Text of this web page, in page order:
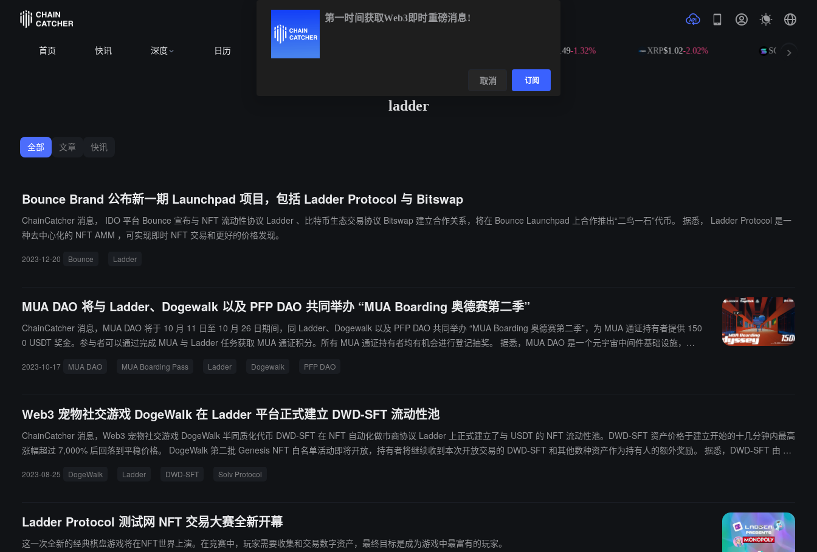
首页 快讯 深度 日历 $586.49-1.32% XRP$1.02-2.02% SOL $72.92
ladder
全部 文章 快讯
Bounce Brand 公布新一期 Launchpad 项目，包括 Ladder Protocol 与 Bitswap
ChainCatcher 消息， IDO 平台 Bounce 宣布与 NFT 流动性协议 Ladder 、比特币生态交易协议 Bitswap 建立合作关系，将在 Bounce Launchpad 上合作推出“二鸟一石”代币。 据悉， Ladder Protocol 是一
种去中心化的 NFT AMM ，可实现即时 NFT 交易和更好的价格发现。
2023-12-20 Bounce Ladder
MUA DAO 将与 Ladder、Dogewalk 以及 PFP DAO 共同举办 “MUA Boarding 奥德赛第二季”
ChainCatcher 消息，MUA DAO 将于 10 月 11 日至 10 月 26 日期间，同 Ladder、Dogewalk 以及 PFP DAO 共同举办 “MUA Boarding 奥德赛第二季”，为 MUA 通证持有者提供 150
0 USDT 奖金。参与者可以通过完成 MUA 与 Ladder 任务获取 MUA 通证积分。所有 MUA 通证持有者均有机会进行登记抽奖。 据悉，MUA DAO 是一个元宇宙中间件基础设施，为
2023-10-17 MUA DAO MUA Boarding Pass Ladder Dogewalk PFP DAO
Web3 宠物社交游戏 DogeWalk 在 Ladder 平台正式建立 DWD-SFT 流动性池
ChainCatcher 消息，Web3 宠物社交游戏 DogeWalk 半同质化代币 DWD-SFT 在 NFT 自动化做市商协议 Ladder 上正式建立了与 USDT 的 NFT 流动性池。DWD-SFT 资产价格于建立开始的十几分钟内最高
涨幅超过 7,000% 后回落到平稳价格。 DogeWalk 第二批 Genesis NFT 白名单活动即将开放，持有者将继续收到本次开放交易的 DWD-SFT 和其他数种资产作为持有人的额外奖励。 据悉，DWD-SFT 由 Sol
属的 BSC 网络版本以服务其用户。
2023-08-25 DogeWalk Ladder DWD-SFT Solv Protocol
Ladder Protocol 测试网 NFT 交易大赛全新开幕
这一次全新的经典棋盘游戏将在NFT世界上演。在竞赛中，玩家需要收集和交易数字资产，最终目标是成为游戏中最富有的玩家。
第一时间获取Web3即时重磅消息!
取消 订阅